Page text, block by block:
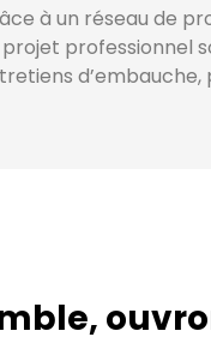
à un réseau de
professionnel